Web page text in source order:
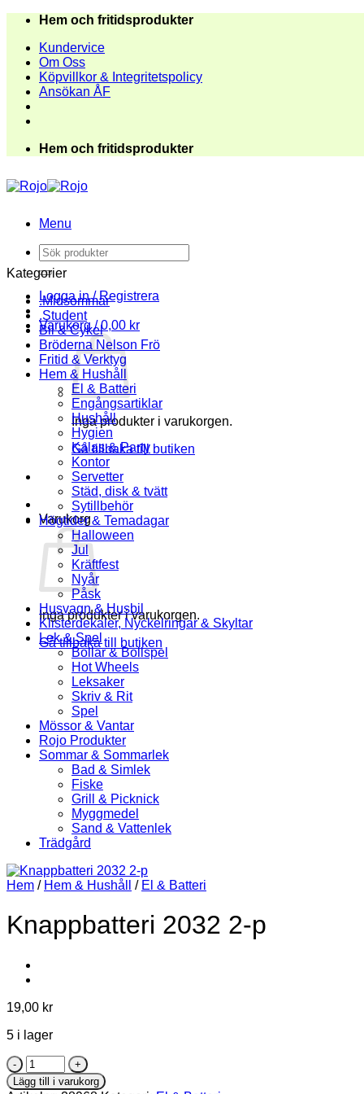
Skip
content
Hem och fritidsprodukter
Kundervice
Om Oss
Köpvillkor & Integritetspolicy
Ansökan ÅF
Hem och fritidsprodukter
Menu
Sök
efter:
Logga in / Registrera
Varukorg /0,00 kr
Inga produkter i varukorgen.
Gå tillbaka till butiken
Varukorg
Inga produkter i varukorgen.
Gå tillbaka till butiken
Kategorier
.Midsommar
.Student
Bil & Cykel
Bröderna Nelson Frö
Fritid & Verktyg
Hem & Hushåll
El & Batteri
Engångsartiklar
Hushåll
Hygien
Kalas & Party
Kontor
Servetter
Städ, disk & tvätt
Sytillbehör
Högtider & Temadagar
Halloween
Jul
Kräftfest
Nyår
Påsk
Husvagn & Husbil
Klisterdekaler, Nyckelringar & Skyltar
Lek & Spel
Bollar & Bollspel
Hot Wheels
Leksaker
Skriv & Rit
Spel
Mössor & Vantar
Rojo Produkter
Sommar & Sommarlek
Bad & Simlek
Fiske
Grill & Picknick
Myggmedel
Sand & Vattenlek
Trädgård
Hem / Hem & Hushåll / El & Batteri
Knappbatteri 2032 2-p
19,00 kr
5 i lager
Knappbatteri
2032
2-
Lägg till i varukorg